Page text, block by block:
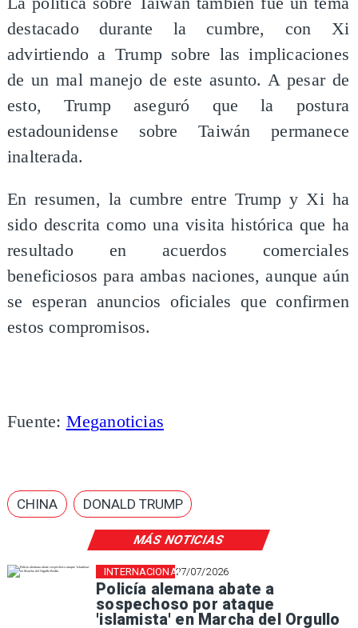
MÁS NOTICIAS
27/07/2026
Policía alemana abate a
sospechoso por ataque
'islamista' en Marcha del Orgullo
INTERNACIONAL
destacado durante la cumbre, con Xi
advirtiendo a Trump sobre las implicaciones
de un mal manejo de este asunto. A pesar de
esto, Trump aseguró que la postura
estadounidense sobre Taiwán permanece
inalterada.
En resumen, la cumbre entre Trump y Xi ha
sido descrita como una visita histórica que ha
resultado en acuerdos comerciales
beneficiosos para ambas naciones, aunque aún
se esperan anuncios oficiales que confirmen
estos compromisos.
Fuente: Meganoticias
CHINA DONALD TRUMP